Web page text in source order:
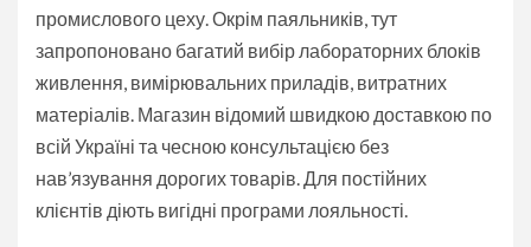
промислового цеху. Окрім паяльників, тут
запропоновано багатий вибір лабораторних блоків
живлення, вимірювальних приладів, витратних
матеріалів. Магазин відомий швидкою доставкою по
всій Україні та чесною консультацією без
нав’язування дорогих товарів. Для постійних
клієнтів діють вигідні програми лояльності.